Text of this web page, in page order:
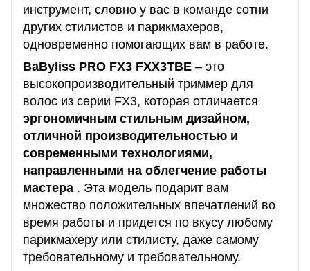
инструмент, словно у вас в команде сотни
других стилистов и парикмахеров,
одновременно помогающих вам в работе.
BaByliss PRO FX3 FXX3TBE – это
высокопроизводительный триммер для
волос из серии FX3, которая отличается
эргономичным стильным дизайном,
отличной производительностью и
современными технологиями,
направленными на облегчение работы
мастера . Эта модель подарит вам
множество положительных впечатлений во
время работы и придется по вкусу любому
парикмахеру или стилисту, даже самому
требовательному и требовательному.